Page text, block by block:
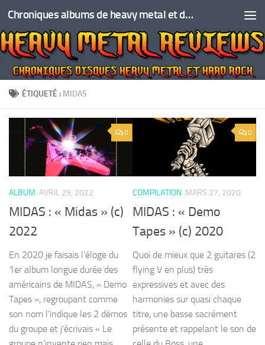
Skip to content Chroniques albums de heavy metal et de hard rock
ÉTIQUETÉ : MIDAS
0
ALBUM AVRIL 29, 2022
MIDAS : « Midas » (c)
2022
En 2020 je faisais l’éloge du
1er album longue durée des
américains de MIDAS, « Demo
Tapes », regroupant comme
son nom l’indique les 2 démos
du groupe et j’écrivais « Le
0
COMPILATION MARS 27, 2020
MIDAS : « Demo
Tapes » (c) 2020
Quoi de mieux que 2 guitares (2
flying V en plus) très
expressives et avec des
harmonies sur quasi chaque
titre, une basse sacrément
présente et rappelant le son de